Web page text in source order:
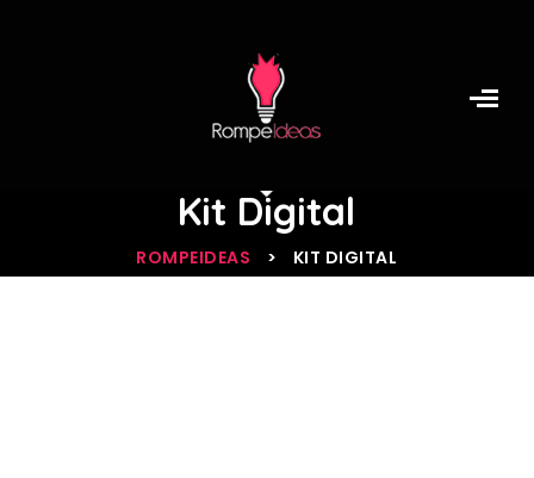
Kit Digital
ROMPEIDEAS > KIT DIGITAL